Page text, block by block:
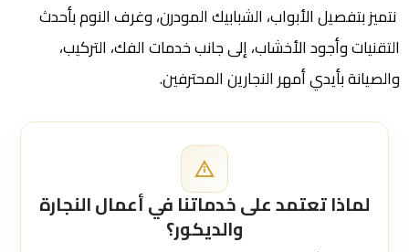
نتميز بتفصيل الأبواب، الشبابيك المودرن، وغرف النوم بأحدث
التقنيات وأجود الأخشاب، إلى جانب خدمات الفك، التركيب،
والصيانة بأيدي أمهر النجارين المحترفين.
لماذا تعتمد على خدماتنا في أعمال النجارة
والديكور؟